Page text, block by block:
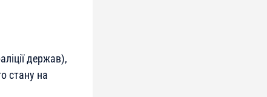
держав),
стану на